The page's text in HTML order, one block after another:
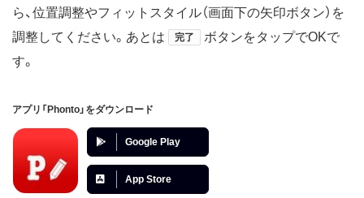
ら、位置調整やフィットスタイル（画面下の矢印ボタン）を
調整してください。あとは
完了
ボタンをタップでOKで
す。
アプリ「Phonto」をダウンロード
Google Play
App Store